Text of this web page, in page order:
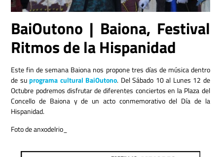
BaiOutono | Baiona, Festival
Ritmos de la Hispanidad
Este fin de semana Baiona nos propone tres días de música dentro
de suprograma cultural BaiOutono. Del Sábado 10 al Lunes 12 de
Octubre podremos disfrutar de diferentes conciertos en la Plaza del
Concello de Baiona y de un acto conmemorativo del Día de la
Hispanidad.
Foto de anxodelrio_